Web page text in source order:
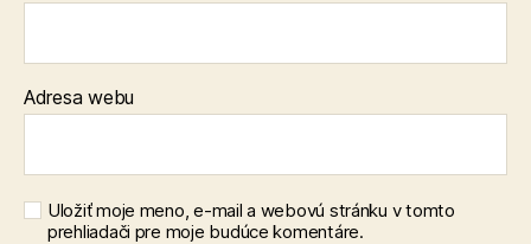
Adresa webu
Uložiť moje meno, e-mail a webovú stránku v tomto
prehliadači pre moje budúce komentáre.